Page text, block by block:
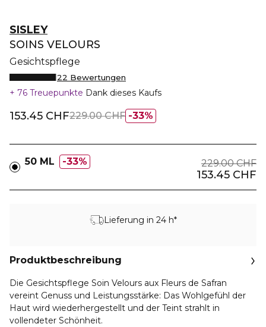
SISLEY
SOINS VELOURS
Gesichtspflege
22 Bewertungen
76 Treuepunkte Dank dieses Kaufs
33%
153.45 CHF229.00 CHF
50 ML 33% 229.00 CHF
153.45 CHF
Lieferung in 24 h*
Produktbeschreibung
Die Gesichtspflege Soin Velours aux Fleurs de Safran
vereint Genuss und Leistungsstärke: Das Wohlgefühl der
Haut wird wiederhergestellt und der Teint strahlt in
vollendeter Schönheit.